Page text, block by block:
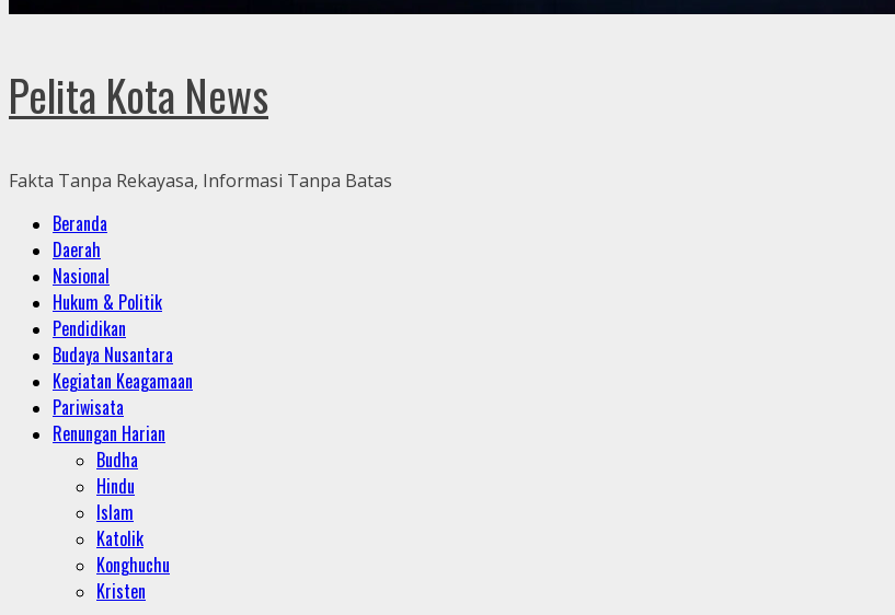
Pelita Kota News
Fakta Tanpa Rekayasa, Informasi Tanpa Batas
Primary
Menu
Beranda
Daerah
Nasional
Hukum & Politik
Pendidikan
Budaya Nusantara
Kegiatan Keagamaan
Pariwisata
Renungan Harian
Budha
Hindu
Islam
Katolik
Konghuchu
Kristen